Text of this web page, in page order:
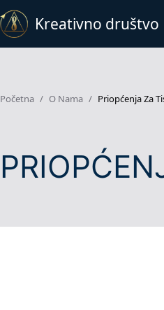
Kreativno društvo
Početna O Nama Priopćenja Za